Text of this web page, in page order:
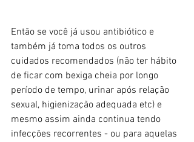
Então se você já usou antibiótico e
também já toma todos os outros
cuidados recomendados (não ter hábito
de ficar com bexiga cheia por longo
período de tempo, urinar após relação
sexual, higienização adequada etc) e
mesmo assim ainda continua tendo
infecções recorrentes - ou para aquelas